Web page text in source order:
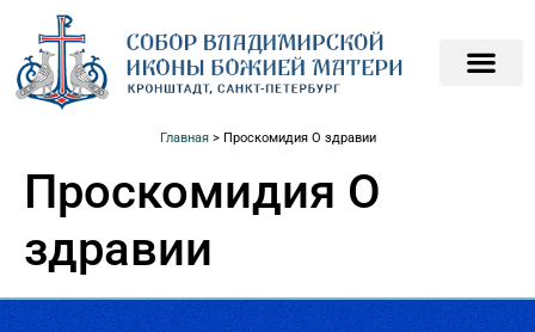
Главная> Проскомидия О здравии
Проскомидия О
здравии